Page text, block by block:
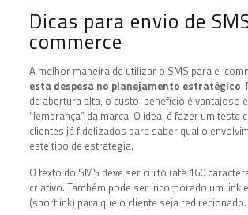
Dicas para envio de
commerce
A melhor maneira de utilizar o SMS para e-
esta despesa no planejamento estratégico.
de abertura alta, o custo-benefício é vantajoso
“lembrança” da marca. O ideal é fazer um teste
clientes já fidelizados para saber qual o
este tipo de estratégia.
O texto do SMS deve ser curto (até 160
criativo. Também pode ser incorporado um link
(shortlink) para que o cliente seja redirecionado.